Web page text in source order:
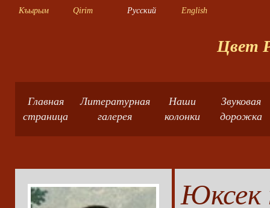
Къырым Qirim Русский English
Цвет
Главная
страница
Литературная
галерея
Наши
колонки
Звуковая
дорожка
Юксек